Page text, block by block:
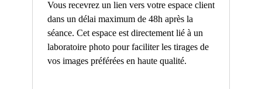
Vous recevrez un lien vers votre espace client
dans un délai maximum de 48h après la
séance. Cet espace est directement lié à un
laboratoire photo pour faciliter les tirages de
vos images préférées en haute qualité.